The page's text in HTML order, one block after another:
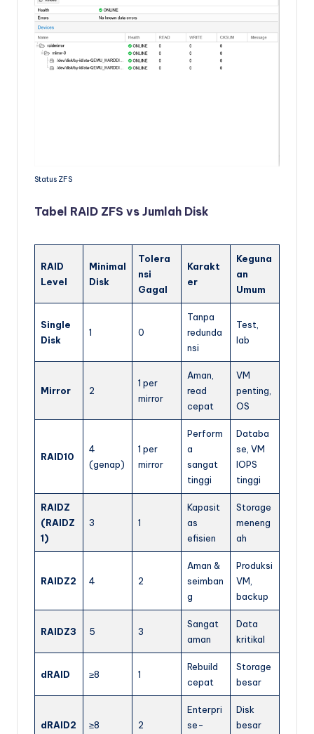
Status ZFS
Tabel RAID ZFS vs Jumlah Disk
RAID
Level
Minimal
Disk
Tolera
nsi
Gagal
Karakt
er
Keguna
an
Umum
Single
Disk
1 0
Tanpa
redunda
nsi
Test,
lab
Mirror 2
1 per
mirror
Aman,
read
cepat
VM
penting,
OS
RAID10
4
(genap)
1 per
mirror
Perform
a
sangat
tinggi
Databa
se, VM
IOPS
tinggi
RAIDZ
(RAIDZ
1)
3 1
Kapasit
as
efisien
Storage
meneng
ah
RAIDZ2 4 2
Aman &
seimban
g
Produksi
VM,
backup
RAIDZ3 5 3
Sangat
aman
Data
kritikal
dRAID ≥8 1
Rebuild
cepat
Storage
besar
dRAID2 ≥8 2
Enterpri
se-
Disk
besar